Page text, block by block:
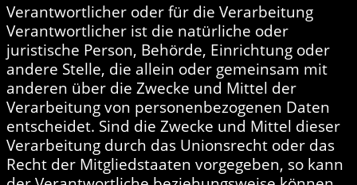
Verantwortlicher oder für die Verarbeitung
Verantwortlicher ist die natürliche oder
juristische Person, Behörde, Einrichtung oder
andere Stelle, die allein oder gemeinsam mit
anderen über die Zwecke und Mittel der
Verarbeitung von personenbezogenen Daten
entscheidet. Sind die Zwecke und Mittel dieser
Verarbeitung durch das Unionsrecht oder das
Recht der Mitgliedstaaten vorgegeben, so kann